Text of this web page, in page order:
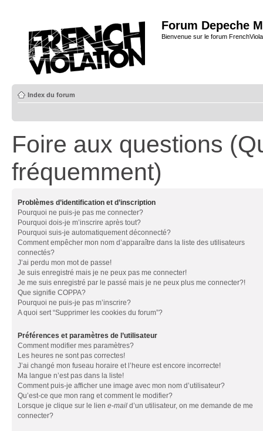
Forum Depeche
Bienvenue sur le forum
Index du forum
Foire aux questions
fréquemment)
Problèmes d’identification et d’inscription
Pourquoi ne puis-je pas me connecter?
Pourquoi dois-je m’inscrire après tout?
Pourquoi suis-je automatiquement déconnecté?
Comment empêcher mon nom d’apparaître dans la liste des utilisateurs
connectés?
J’ai perdu mon mot de passe!
Je suis enregistré mais je ne peux pas me connecter!
Je me suis enregistré par le passé mais je ne peux plus me connecter?!
Que signifie COPPA?
Pourquoi ne puis-je pas m’inscrire?
A quoi sert “Supprimer les cookies du forum”?
Préférences et paramètres de l’utilisateur
Comment modifier mes paramètres?
Les heures ne sont pas correctes!
J’ai changé mon fuseau horaire et l’heure est encore incorrecte!
Ma langue n’est pas dans la liste!
Comment puis-je afficher une image avec mon nom d’utilisateur?
Qu’est-ce que mon rang et comment le modifier?
Lorsque je clique sur le lien e-mail d’un utilisateur, on me demande de me
connecter?